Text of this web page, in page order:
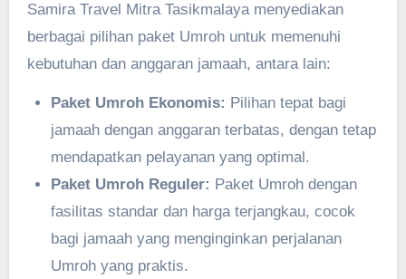
Samira Travel Mitra Tasikmalaya menyediakan
berbagai pilihan paket Umroh untuk memenuhi
kebutuhan dan anggaran jamaah, antara lain:
Paket Umroh Ekonomis: Pilihan tepat bagi
jamaah dengan anggaran terbatas, dengan tetap
mendapatkan pelayanan yang optimal.
Paket Umroh Reguler: Paket Umroh dengan
fasilitas standar dan harga terjangkau, cocok
bagi jamaah yang menginginkan perjalanan
Umroh yang praktis.